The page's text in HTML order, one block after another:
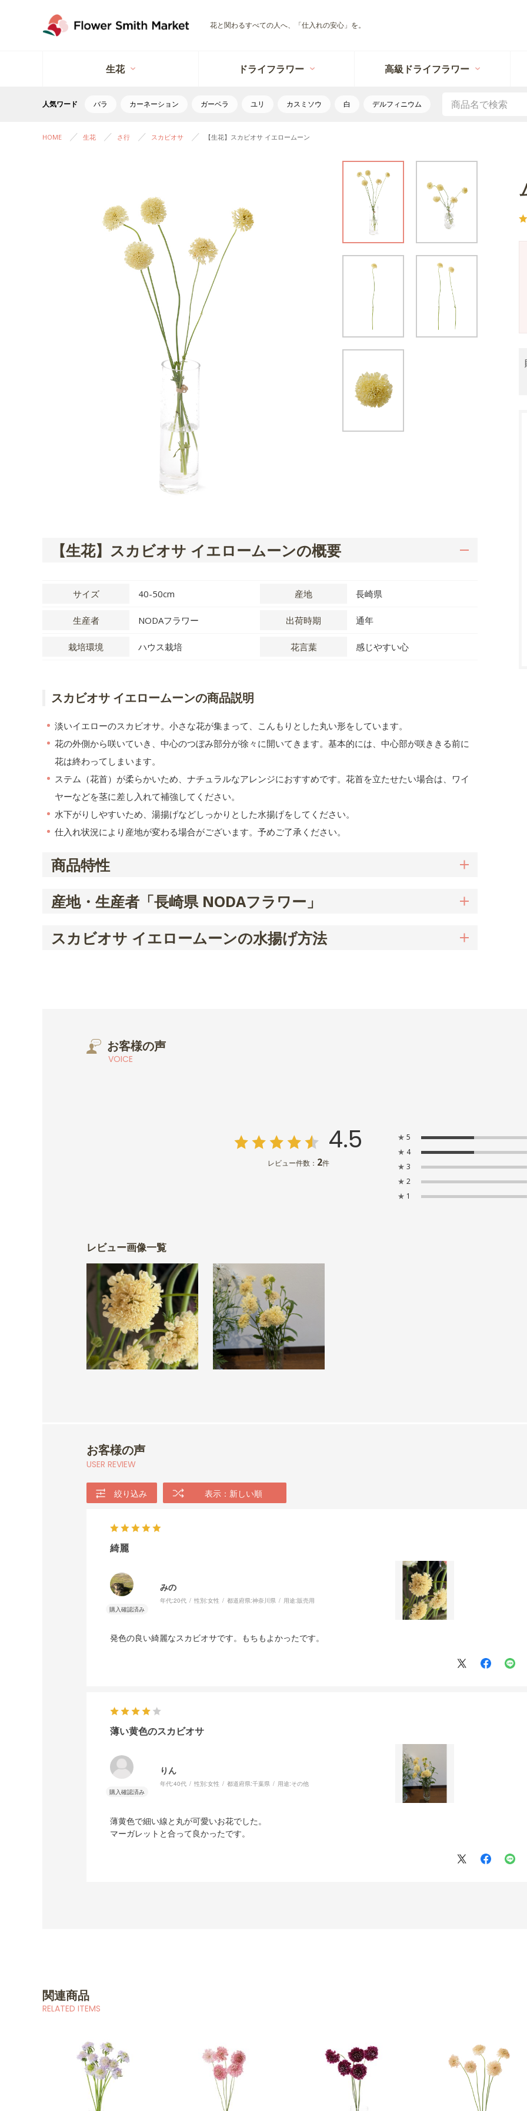
花と関わるすべての人へ、「仕入れの安心」を。
生花 ドライフラワー 高級ドライフラワー
人気ワード バラ カーネーション ガーベラ ユリ カスミソウ 白 デルフィニウム
HOME 生花 さ行 スカビオサ 【生花】スカビオサ イエロームーン
【生花】スカビオサ イエロームーンの概要
サイズ 40-50cm 産地 長崎県
生産者 NODAフラワー 出荷時期 通年
栽培環境 ハウス栽培 花言葉 感じやすい心
スカビオサ イエロームーンの商品説明
淡いイエローのスカビオサ。小さな花が集まって、こんもりとした丸い形をしています。
花の外側から咲いていき、中心のつぼみ部分が徐々に開いてきます。基本的には、中心部が咲ききる前に
花は終わってしまいます。
ステム（花首）が柔らかいため、ナチュラルなアレンジにおすすめです。花首を立たせたい場合は、ワイ
ヤーなどを茎に差し入れて補強してください。
水下がりしやすいため、湯揚げなどしっかりとした水揚げをしてください。
仕入れ状況により産地が変わる場合がございます。予めご了承ください。
商品特性
産地・生産者「長崎県 NODAフラワー」
スカビオサ イエロームーンの水揚げ方法
お客様の声
VOICE
4.5
レビュー件数： 2件
★ 5
★ 4
★ 3
★ 2
★ 1
レビュー画像一覧
お客様の声
USER REVIEW
絞り込み 表示：新しい順
綺麗
みの
年代:20代 性別:女性 都道府県:神奈川県 用途:販売用
発色の良い綺麗なスカビオサです。もちもよかったです。
薄い黄色のスカビオサ
りん
年代:40代 性別:女性 都道府県:千葉県 用途:その他
薄黄色で細い線と丸が可愛いお花でした。
マーガレットと合って良かったです。
関連商品
RELATED ITEMS